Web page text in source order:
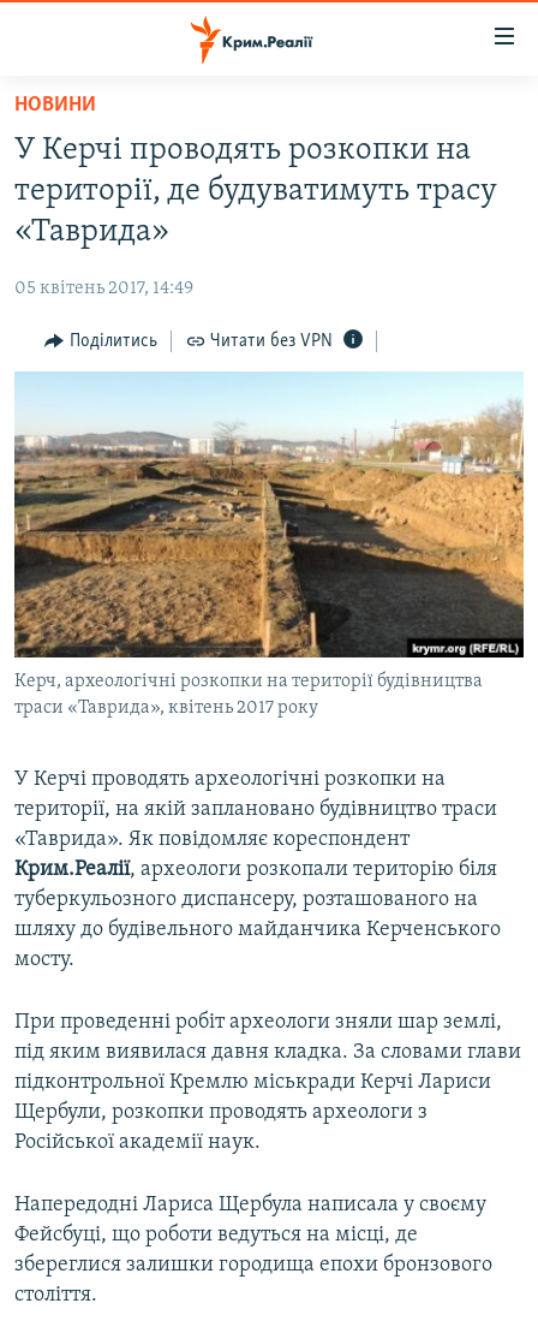
Перейти
основного
матеріалу
Перейти
до
основної
Перейти
до
ВОДА.КРИМ
ВІДЕО ТА ФОТО
БЛОГИ
ПОГЛЯД
ВСЕ ЗА ДЕНЬ
СПЕЦПРОЕКТИ
ДЕПОРТАЦІЯ
ВІДЕОУРОКИ «ELIFBE»
СВІДЧЕННЯ ОКУПАЦІЇ
УКРАЇНСЬКА ПРОБЛЕМА КРИМУ
ІНФОГРАФІКА
ЯК ОБІЙТИ БЛОКУВАННЯ
Русский
Qırımtatar
ДОЛУЧАЙСЯ!
Усі сайти RFE/RL
НОВИНИ
У Керчі проводять розкопки на
території, де будуватимуть трасу
«Таврида»
05 квітень 2017, 14:49
Поділитись Читати без VPN
Керч, археологічні розкопки на території будівництва
траси «Таврида», квітень 2017 року
У Керчі проводять археологічні розкопки на
території, на якій заплановано будівництво траси
«Таврида». Як повідомляє кореспондент
Крим.Реалії, археологи розкопали територію біля
туберкульозного диспансеру, розташованого на
шляху до будівельного майданчика Керченського
мосту.
При проведенні робіт археологи зняли шар землі,
під яким виявилася давня кладка. За словами глави
підконтрольної Кремлю міськради Керчі Лариси
Щербули, розкопки проводять археологи з
Російської академії наук.
Напередодні Лариса Щербула написала у своєму
Фейсбуці, що роботи ведуться на місці, де
збереглися залишки городища епохи бронзового
століття.